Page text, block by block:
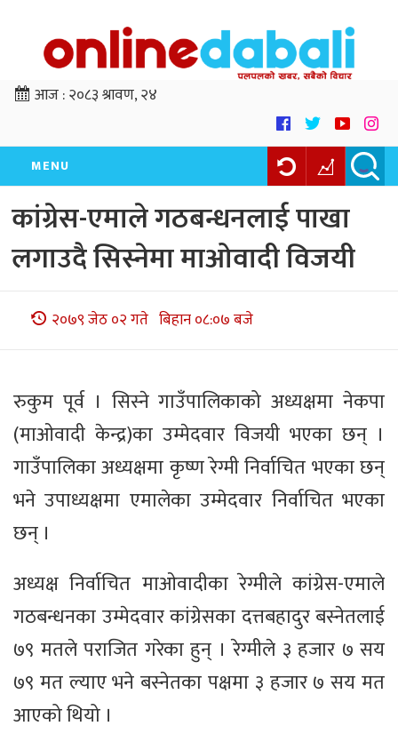
आज :२०८३ श्रावण, २४
MENU
कांग्रेस-एमाले गठबन्धनलाई पाखा
लगाउदै सिस्नेमा माओवादी विजयी
२०७९ जेठ ०२ गते बिहान ०८:०७ बजे
रुकुम पूर्व । सिस्ने गाउँपालिकाको अध्यक्षमा नेकपा
(माओवादी केन्द्र)का उम्मेदवार विजयी भएका छन् ।
गाउँपालिका अध्यक्षमा कृष्ण रेग्मी निर्वाचित भएका छन्
भने उपाध्यक्षमा एमालेका उम्मेदवार निर्वाचित भएका
छन् ।
अध्यक्ष निर्वाचित माओवादीका रेग्मीले कांग्रेस-एमाले
गठबन्धनका उम्मेदवार कांग्रेसका दत्तबहादुर बस्नेतलाई
७९ मतले पराजित गरेका हुन् । रेग्मीले ३ हजार ७ सय
७९ मत ल्याए भने बस्नेतका पक्षमा ३ हजार ७ सय मत
आएको थियो ।